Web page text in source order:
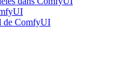
de ComfyUI